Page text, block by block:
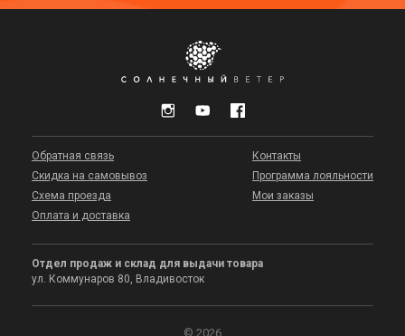
Обратная связь
Скидка на самовывоз
Схема проезда
Оплата и доставка
Контакты
Программа лояльности
Мои заказы
Отдел продаж и склад для выдачи товара
ул. Коммунаров 80, Владивосток
© 2026